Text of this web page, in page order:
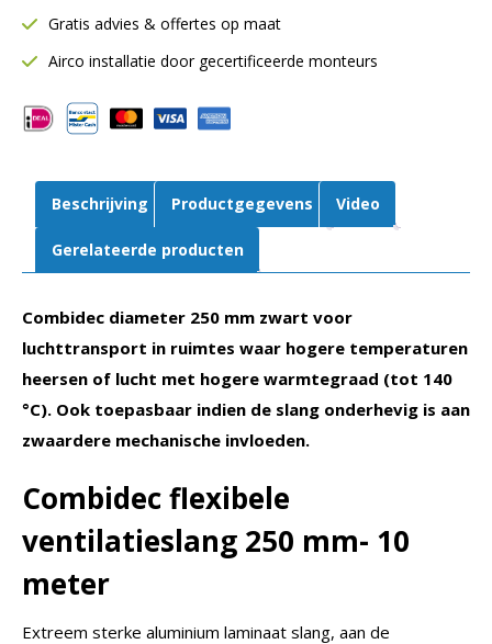
zwart
|
|
10
aantal
Gratis advies & offertes op maat
Airco installatie door gecertificeerde monteurs
Beschrijving Productgegevens Video
Gerelateerde producten
Combidec diameter 250 mm zwart voor
luchttransport in ruimtes waar hogere temperaturen
heersen of lucht met hogere warmtegraad (tot 140
°C). Ook toepasbaar indien de slang onderhevig is aan
zwaardere mechanische invloeden.
Combidec flexibele
ventilatieslang 250 mm- 10
meter
Extreem sterke aluminium laminaat slang, aan de